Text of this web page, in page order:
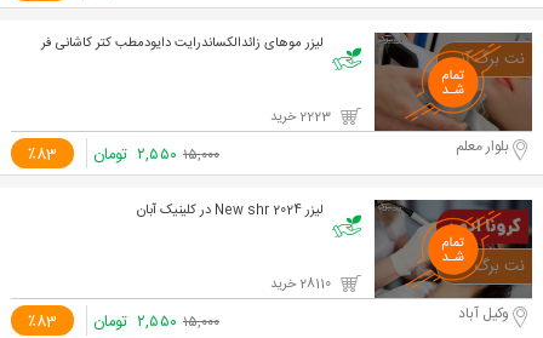
لیزر موهای زائدالکساندرایت دایودمطب کتر کاشانی فر
٪83 بلوار معلم ۱۵,۰۰۰ ۲,۵۵۰ تومان
لیزر New shr 2024 در کلینیک آبان
٪83 وکیل آباد ۱۵,۰۰۰ ۲,۵۵۰ تومان